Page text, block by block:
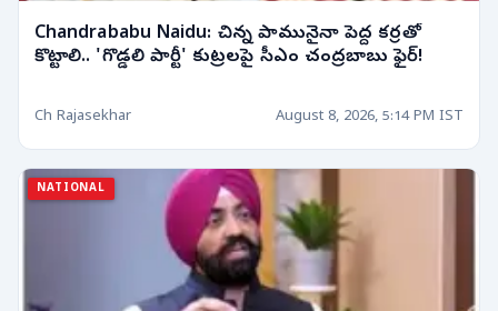
Chandrababu Naidu: చిన్న పామునైనా పెద్ద కర్రతో
కొట్టాలి.. 'గొడ్డలి పార్టీ' కుట్రలపై సీఎం చంద్రబాబు ఫైర్!
Ch Rajasekhar August 8, 2026, 5:14 PM IST
NATIONAL